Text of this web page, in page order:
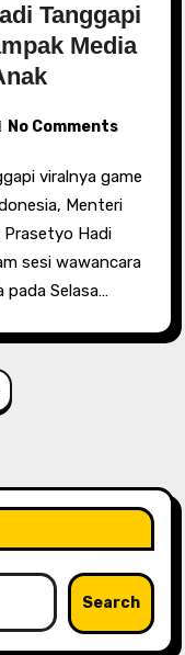
Tanggapi
Media
No Comments
Menteri
Prasetyo Hadi
sesi wawancara
pada Selasa…
Search